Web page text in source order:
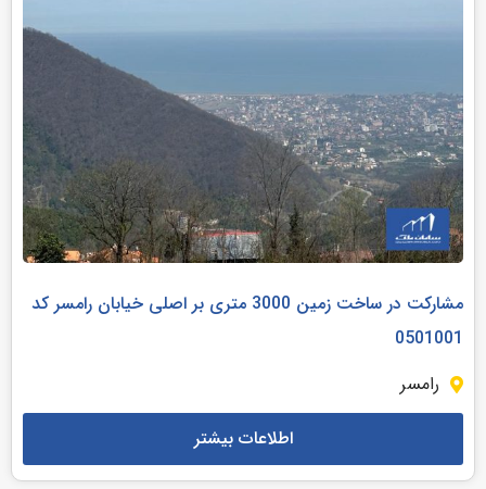
مشارکت در ساخت زمین 3000 متری بر اصلی خیابان رامسر کد
0501001
رامسر
اطلاعات بیشتر